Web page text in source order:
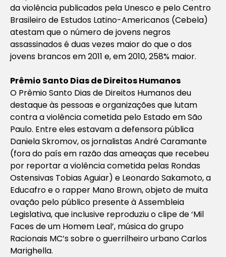
da violência publicados pela Unesco e pelo Centro
Brasileiro de Estudos Latino-Americanos (Cebela)
atestam que o número de jovens negros
assassinados é duas vezes maior do que o dos
jovens brancos em 2011 e, em 2010, 258% maior.
Prêmio Santo Dias de Direitos Humanos
O Prêmio Santo Dias de Direitos Humanos deu
destaque às pessoas e organizações que lutam
contra a violência cometida pelo Estado em São
Paulo. Entre eles estavam a defensora pública
Daniela Skromov, os jornalistas André Caramante
(fora do país em razão das ameaças que recebeu
por reportar a violência cometida pelas Rondas
Ostensivas Tobias Aguiar) e Leonardo Sakamoto, a
Educafro e o rapper Mano Brown, objeto de muita
ovação pelo público presente à Assembleia
Legislativa, que inclusive reproduziu o clipe de ‘Mil
Faces de um Homem Leal’, música do grupo
Racionais MC’s sobre o guerrilheiro urbano Carlos
Marighella.